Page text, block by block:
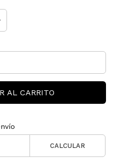
AL CARRITO
CALCULAR